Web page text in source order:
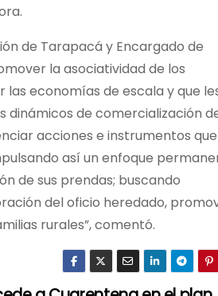
de Tarapacá y Encargado de
la asociatividad de los
economías de escala y que
de comercialización
acciones e instrumentos que
así un enfoque
de sus prendas; buscando
del oficio heredado,
rurales”, comentó.